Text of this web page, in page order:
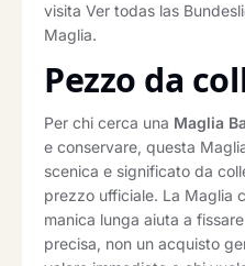
visita Ver todas las
Maglia.
Pezzo da
Per chi cerca una Maglia
e conservare, questa
scenica e significato da
prezzo ufficiale. La Maglia
manica lunga aiuta a
precisa, non un acquisto